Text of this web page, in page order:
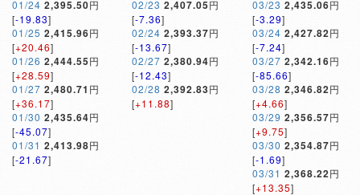
01/24 2,395.50円
[-19.83]
01/25 2,415.96円
[+20.46]
01/26 2,444.55円
[+28.59]
01/27 2,480.71 円
[+36.17]
01/30 2,435.64円
[-45.07]
01/31 2,413.98円
[-21.67]
02/23 2,407.05円
[-7.36]
02/24 2,393.37円
[-13.67]
02/27 2,380.94円
[-12.43]
02/28 2,392.83円
[+11.88]
03/23 2,435.06円
[-3.29]
03/24 2,427.82円
[-7.24]
03/27 2,342.16円
[-85.66]
03/28 2,346.82円
[+4.66]
03/29 2,356.57円
[+9.75]
03/30 2,354.87円
[-1.69]
03/31 2,368.22円
[+13.35]